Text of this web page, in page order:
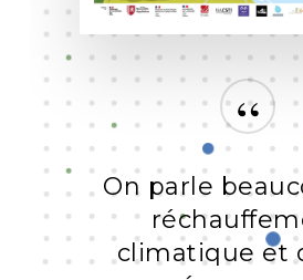
“
On parle
climatique et